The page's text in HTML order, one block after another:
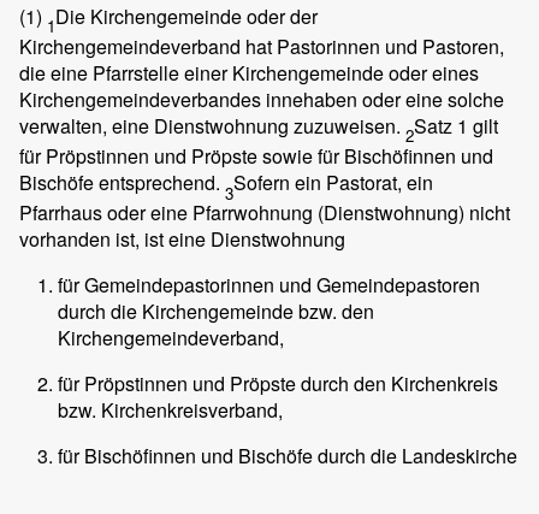
(1) 1Die Kirchengemeinde oder der
Kirchengemeindeverband hat Pastorinnen und Pastoren,
die eine Pfarrstelle einer Kirchengemeinde oder eines
Kirchengemeindeverbandes innehaben oder eine solche
verwalten, eine Dienstwohnung zuzuweisen. 2Satz 1 gilt
für Pröpstinnen und Pröpste sowie für Bischöfinnen und
Bischöfe entsprechend. 3Sofern ein Pastorat, ein
Pfarrhaus oder eine Pfarrwohnung (Dienstwohnung) nicht
vorhanden ist, ist eine Dienstwohnung
für Gemeindepastorinnen und Gemeindepastoren
durch die Kirchengemeinde bzw. den
Kirchengemeindeverband,
für Pröpstinnen und Pröpste durch den Kirchenkreis
bzw. Kirchenkreisverband,
für Bischöfinnen und Bischöfe durch die Landeskirche